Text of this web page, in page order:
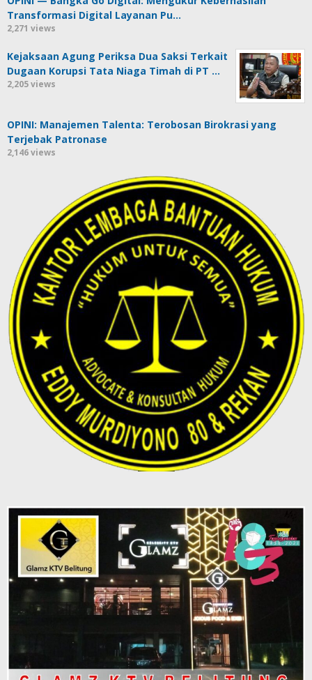
Transformasi Digital Layanan Pu…
2,271 views
Kejaksaan Agung Periksa Dua Saksi Terkait
Dugaan Korupsi Tata Niaga Timah di PT …
2,205 views
OPINI: Manajemen Talenta: Terobosan Birokrasi yang
Terjebak Patronase
2,146 views